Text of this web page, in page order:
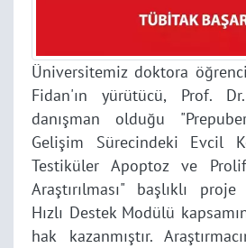
Üniversitemiz doktora
Fidan'ın yürütücü, Prof.
danışman olduğu
Gelişim Sürecindeki Evcil
Testiküler Apoptoz ve
Araştırılması" başlıklı
Hızlı Destek Modülü
hak kazanmıştır.